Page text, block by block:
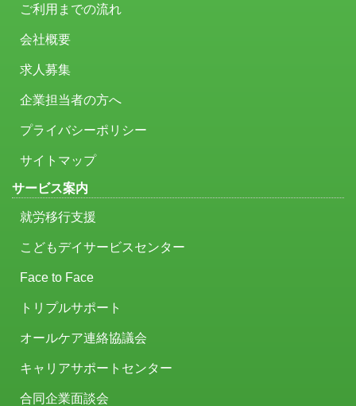
ご利用までの流れ
会社概要
求人募集
企業担当者の方へ
プライバシーポリシー
サイトマップ
サービス案内
就労移行支援
こどもデイサービスセンター
Face to Face
トリプルサポート
オールケア連絡協議会
キャリアサポートセンター
合同企業面談会